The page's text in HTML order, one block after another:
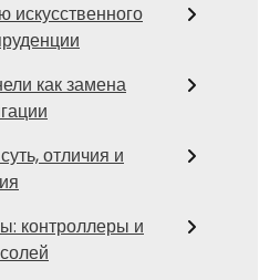
искусственного
как замена
отличия и
контроллеры и